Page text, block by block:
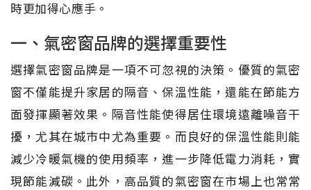
時更加得心應手。
一、氣密窗品牌的選擇重要性
選擇氣密窗品牌是一項不可忽視的決策。優質的氣密
窗不僅能提升家居的隔音、保溫性能，還能在節能方
面發揮顯著效果。隔音性能使得居住環境遠離噪音干
擾，尤其在城市中尤為重要。而良好的保溫性能則能
減少冷暖氣機的使用頻率，進一步降低電力消耗，實
現節能減碳。此外，高品質的氣密窗在市場上也常常